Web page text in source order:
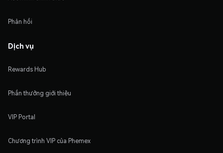
Phản hồi
Dịch vụ
Rewards Hub
Phần thưởng giới thiệu
VIP Portal
Chương trình VIP của Phemex